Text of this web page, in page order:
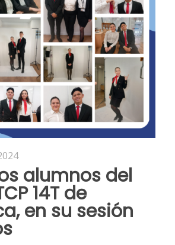
alumnos del
14T de
en su sesión